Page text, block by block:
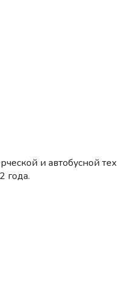
и автобусной
года.